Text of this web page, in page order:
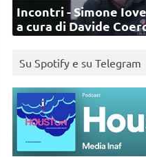
Incontri - Simone
a cura di Davide
Su Spotify e su Telegram